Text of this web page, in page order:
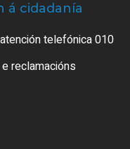
á cidadanía
telefónica 010
reclamacións